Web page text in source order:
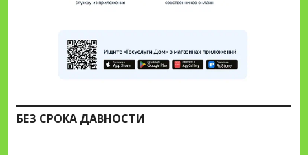
БЕЗ СРОКА ДАВНОСТИ